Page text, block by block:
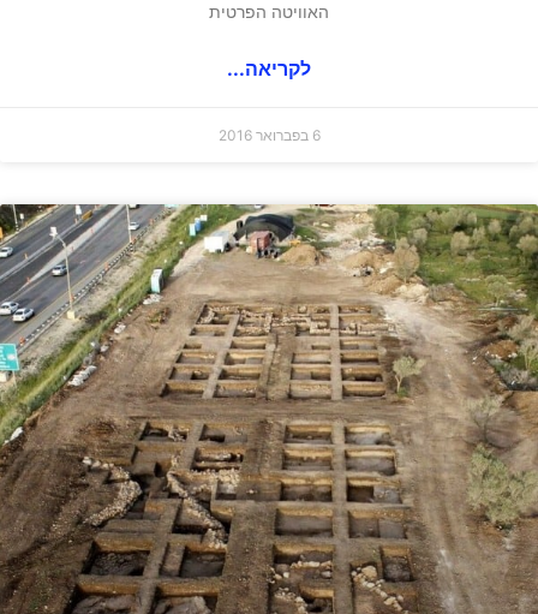
האוויטה הפרטית
לקריאה...
6 בפברואר 2016